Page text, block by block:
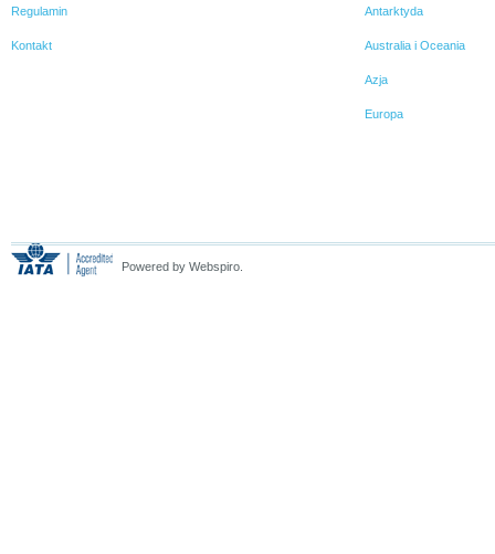
Regulamin
Kontakt
Antarktyda
Australia i Oceania
Azja
Europa
Powered by Webspiro.